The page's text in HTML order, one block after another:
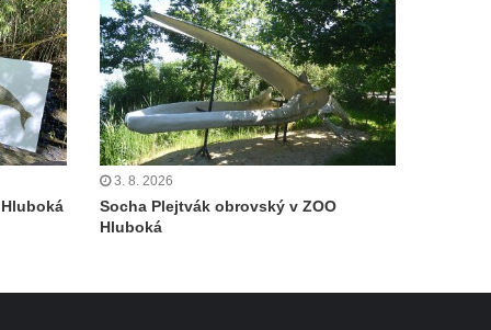
3. 8. 2026
Socha Plejtvák obrovský v ZOO
Hluboká